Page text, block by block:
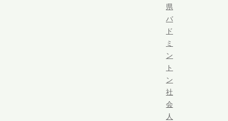
県
バ
ド
ミ
ン
ト
ン
社
会
人